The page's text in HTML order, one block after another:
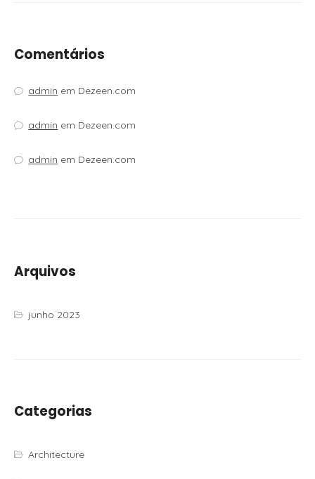
Comentários
admin em Dezeen.com
admin em Dezeen.com
admin em Dezeen.com
Arquivos
junho 2023
Categorias
Architecture